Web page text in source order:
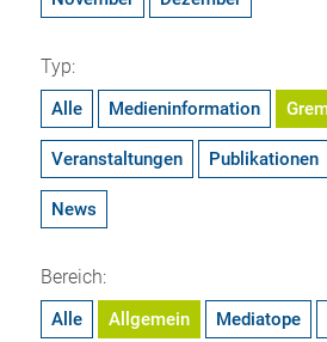
Typ:
Alle Medieninformation
Veranstaltungen Publikationen
News
Bereich:
Alle Allgemein Mediatope